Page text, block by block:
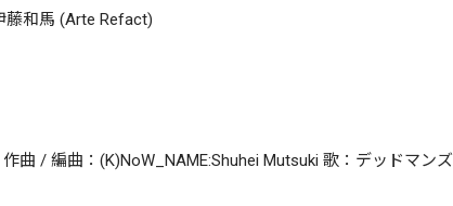
和馬 (Arte Refact)
曲 / 編曲：(K)NoW_NAME:Shuhei Mutsuki 歌：デッドマンズ